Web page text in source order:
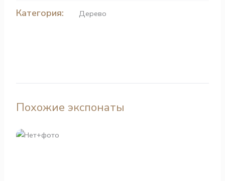
Категория: Дерево
Похожие экспонаты